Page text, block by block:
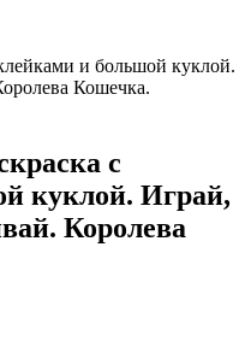
и большой куклой.
Кошечка.
с
куклой. Играй,
Королева